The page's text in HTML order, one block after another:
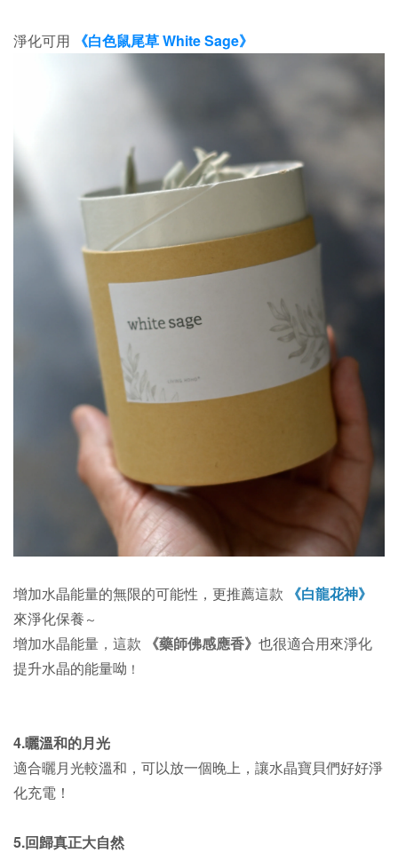
淨化可用 《白色鼠尾草 White Sage》
增加水晶能量的無限的可能性，更推薦這款
《白龍花神》
來淨化保養 ～
增加水晶能量 ， 這款 《藥師佛感應香》 也很適合用來淨化
提升水晶的能量呦 ！
4.曬溫和的月光
適合曬月光較溫和，可以放一個晚上，讓水晶寶貝們好好淨
化充電！
5.回歸真正大自然